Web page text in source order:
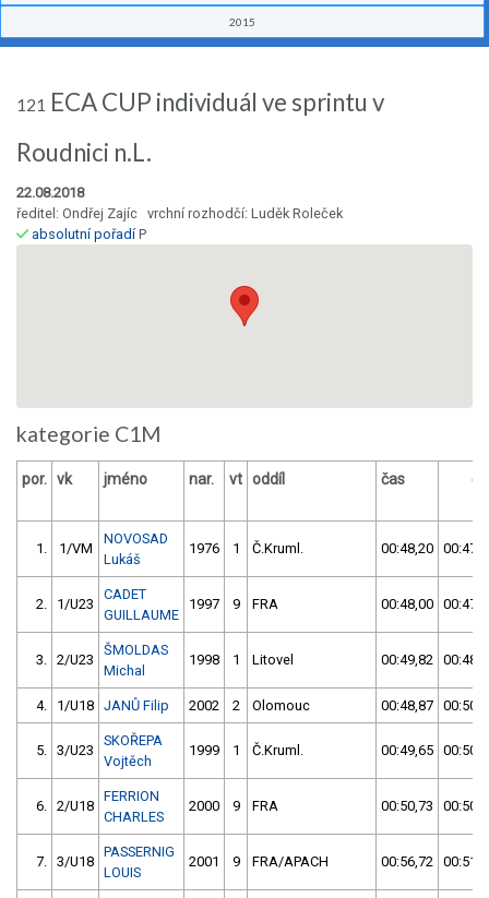
2015
121 ECA CUP individuál ve sprintu v
Roudnici n.L.
22.08.2018
ředitel: Ondřej Zajíc vrchní rozhodčí: Luděk Roleček
absolutní pořadíP
kategorie C1M
por. vk jméno nar. vt oddíl čas
1. 1/VM
NOVOSAD
Lukáš
1976 1 Č.Kruml. 00:48,20
2. 1/U23
CADET
GUILLAUME
1997 9 FRA 00:48,00
3. 2/U23
ŠMOLDAS
Michal
1998 1 Litovel 00:49,82
4. 1/U18 JANŮ Filip 2002 2 Olomouc 00:48,87
5. 3/U23
SKOŘEPA
Vojtěch
1999 1 Č.Kruml. 00:49,65
6. 2/U18
FERRION
CHARLES
2000 9 FRA 00:50,73
7. 3/U18
PASSERNIG
LOUIS
2001 9 FRA/APACH 00:56,72